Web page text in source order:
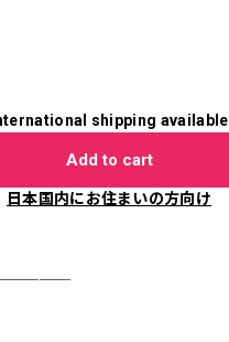
shipping available
Add to cart
日本国内にお住まいの方向け